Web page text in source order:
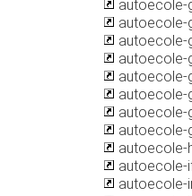
autoecole-
autoecole-
autoecole-
autoecole-
autoecole-
autoecole-
autoecole-
autoecole-
autoecole-
autoecole-
autoecole-